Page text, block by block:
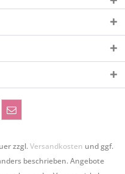
zzgl.Versandkosten und ggf.
beschrieben. Angebote